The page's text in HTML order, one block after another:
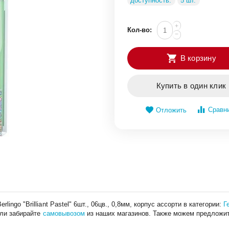
Кол-во:
+
−
В корзину
Купить в один клик
Отложить
"Brilliant Pastel" 6шт., 06цв., 0,8мм, корпус ассорти в категории:
забирайте самовывозом из наших магазинов. Также можем